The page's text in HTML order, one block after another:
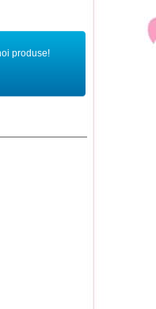
produse!